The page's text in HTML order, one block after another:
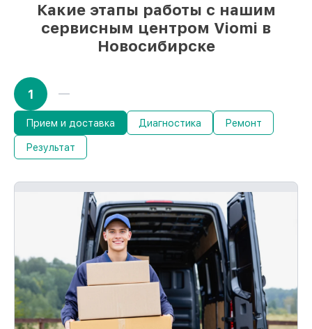
Какие этапы работы с нашим
сервисным центром Viomi в
Новосибирске
1
Прием и доставка Диагностика Ремонт
Результат